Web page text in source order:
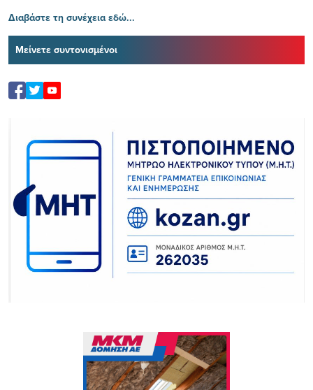
Διαβάστε τη συνέχεια εδώ...
Μείνετε συντονισμένοι